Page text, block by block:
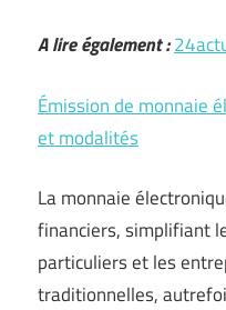
A lire également :
Émission de monnaie
et modalités
La monnaie
financiers, simplifiant
particuliers et les
traditionnelles,